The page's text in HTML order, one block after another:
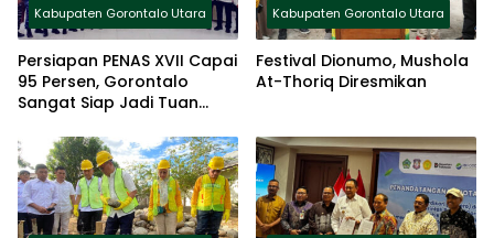
Kabupaten Gorontalo Utara
Persiapan PENAS XVII Capai
95 Persen, Gorontalo
Sangat Siap Jadi Tuan
Kabupaten Gorontalo Utara
Festival Dionumo, Mushola
At-Thoriq Diresmikan